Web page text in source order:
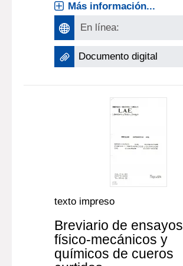
Más información...
En línea:
Documento digital
texto impreso
Breviario de ensayos
físico-mecánicos y
químicos de cueros